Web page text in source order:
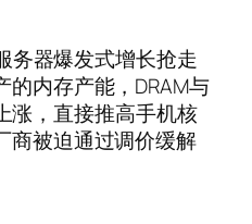
器爆发式增长抢走
内存产能，DRAM与
涨，直接推高手机核
商被迫通过调价缓解